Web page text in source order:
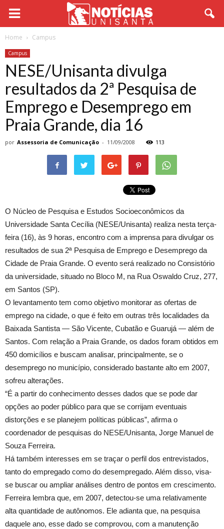
Home Campus
Campus
NESE/Unisanta divulga
resultados da 2ª Pesquisa de
Emprego e Desemprego em
Praia Grande, dia 16
por Assessoria de Comunicação - 11/09/2008 113
O Núcleo de Pesquisa e Estudos Socioeconômicos da
Universidade Santa Cecília (NESE/Unisanta) realiza nesta terça-
feira (16), às 9 horas, encontro com a imprensa para divulgar os
resultados de sua 2ª Pesquisa de Emprego e Desemprego da
Cidade de Praia Grande. O evento será realizado no Consistório
da universidade, situado no Bloco M, na Rua Oswaldo Cruz, 277,
em Santos (SP).
O levantamento tem como objetivo monitorar as ofertas de
emprego na cidade, o que é feito em outras três localidades da
Baixada Santista — São Vicente, Cubatão e Guarujá — além de
Santos. Com relação a Praia Grande, os dados foram obtidos em
450 domicílios e buscam analisar, principalmente, se o
desemprego no município, considerado bastante alto em 2007,
sofreu alterações.
“É a partir do conhecimento desses dados que se pode dar
opções ao poder público para que se corrijam eventuais
distorções e se planejem políticas públicas”, afirma o
coordenador de pesquisas do NESE/Unisanta, Jorge Manuel de
Souza Ferreira.
Há também interesses em se traçar o perfil dos entrevistados,
tanto do empregado como do desempregado. Além disso, visa-
se buscar ou ampliar análises dentro de pontos em crescimento.
Ferreira lembra que, em 2007, detectou-se uma relativamente
alta quantidade de autônomos. Ele adianta que, na pesquisa
daquele ano, esse dado se comprovou, com a manutenção